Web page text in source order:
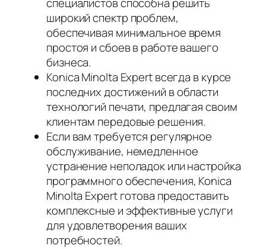
специалистов способна решить
широкий спектр проблем,
обеспечивая минимальное время
простоя и сбоев в работе вашего
бизнеса.
Konica Minolta Expert всегда в курсе
последних достижений в области
технологий печати, предлагая своим
клиентам передовые решения.
Если вам требуется регулярное
обслуживание, немедленное
устранение неполадок или настройка
программного обеспечения, Konica
Minolta Expert готова предоставить
комплексные и эффективные услуги
для удовлетворения ваших
потребностей.